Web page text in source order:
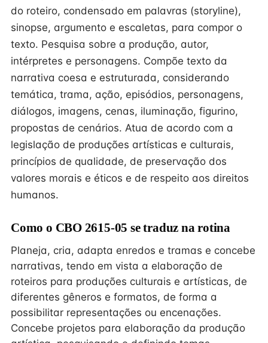
do roteiro, condensado em palavras (storyline),
sinopse, argumento e escaletas, para compor o
texto. Pesquisa sobre a produção, autor,
intérpretes e personagens. Compõe texto da
narrativa coesa e estruturada, considerando
temática, trama, ação, episódios, personagens,
diálogos, imagens, cenas, iluminação, figurino,
propostas de cenários. Atua de acordo com a
legislação de produções artísticas e culturais,
princípios de qualidade, de preservação dos
valores morais e éticos e de respeito aos direitos
humanos.
Como o CBO 2615-05 se traduz na rotina
Planeja, cria, adapta enredos e tramas e concebe
narrativas, tendo em vista a elaboração de
roteiros para produções culturais e artísticas, de
diferentes gêneros e formatos, de forma a
possibilitar representações ou encenações.
Concebe projetos para elaboração da produção